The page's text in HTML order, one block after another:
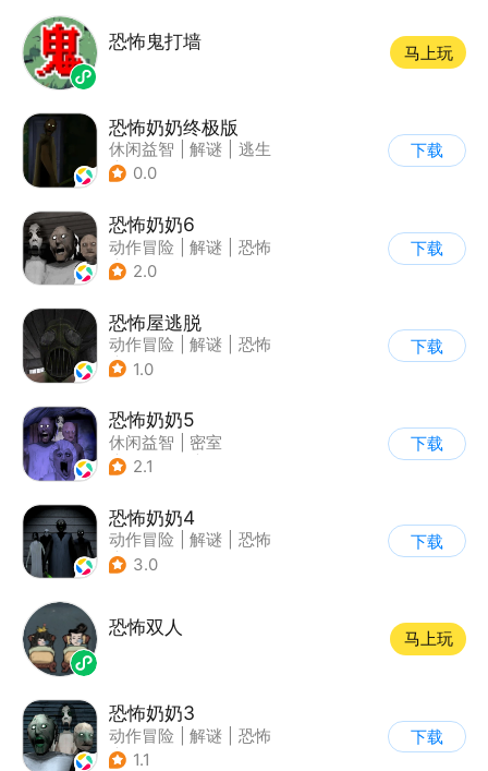
恐怖鬼打墙
马上玩
恐怖奶奶终极版
休闲益智 解谜
逃生
| 恐怖奶奶
0.0
下载
恐怖奶奶6
动作冒险 解谜
恐怖
| 恐怖奶奶
2.0
下载
恐怖屋逃脱
动作冒险 解谜
恐怖
| 暗黑
1.0
下载
恐怖奶奶5
休闲益智
密室
| 恐怖奶奶
2.1
下载
恐怖奶奶4
动作冒险 解谜
恐怖
| 恐怖奶奶
3.0
下载
恐怖双人
马上玩
恐怖奶奶3
动作冒险 解谜
恐怖
| 恐怖奶奶
1.1
下载